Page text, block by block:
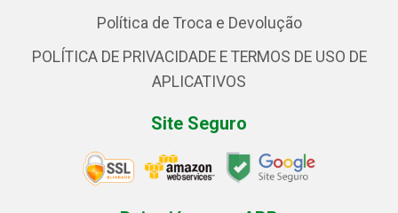
Política de Troca e Devolução
POLÍTICA DE PRIVACIDADE E TERMOS DE USO DE
APLICATIVOS
Site Seguro